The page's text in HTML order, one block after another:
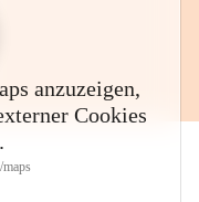
anzuzeigen,
Cookies